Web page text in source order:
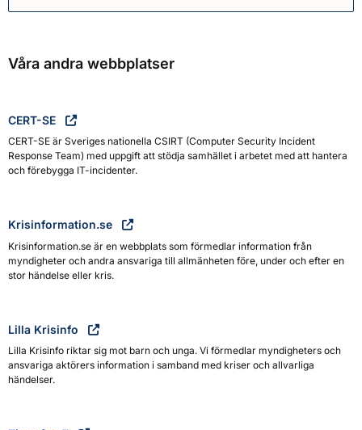
Våra andra webbplatser
CERT-SE
CERT-SE är Sveriges nationella CSIRT (Computer Security Incident
Response Team) med uppgift att stödja samhället i arbetet med att hantera
och förebygga IT-incidenter.
Krisinformation.se
Krisinformation.se är en webbplats som förmedlar information från
myndigheter och andra ansvariga till allmänheten före, under och efter en
stor händelse eller kris.
Lilla Krisinfo
Lilla Krisinfo riktar sig mot barn och unga. Vi förmedlar myndigheters och
ansvariga aktörers information i samband med kriser och allvarliga
händelser.